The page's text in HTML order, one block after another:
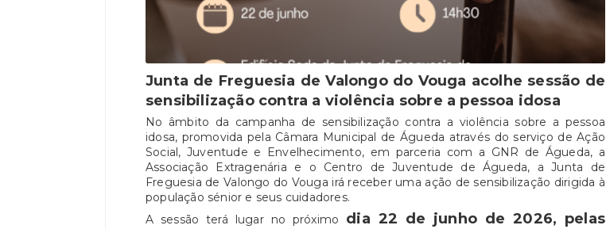
Junta de Freguesia de Valongo do Vouga acolhe sessão de
sensibilização contra a violência sobre a pessoa idosa
No âmbito da campanha de sensibilização contra a violência sobre a pessoa
idosa, promovida pela Câmara Municipal de Águeda através do serviço de Ação
Social, Juventude e Envelhecimento, em parceria com a GNR de Águeda, a
Associação Extragenária e o Centro de Juventude de Águeda, a Junta de
Freguesia de Valongo do Vouga irá receber uma ação de sensibilização dirigida à
população sénior e seus cuidadores.
A sessão terá lugar no próximo dia 22 de junho de 2026, pelas